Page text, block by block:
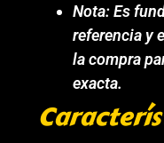
Nota: Es
referencia y
la compra
exacta.